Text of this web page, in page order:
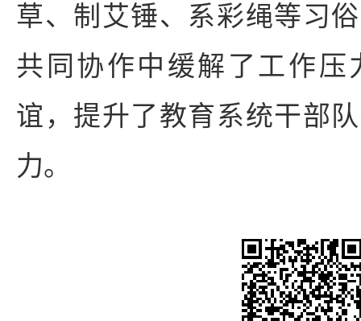
草、制艾锤、系彩绳等习
共同协作中缓解了工作压
谊，提升了教育系统干部
力。